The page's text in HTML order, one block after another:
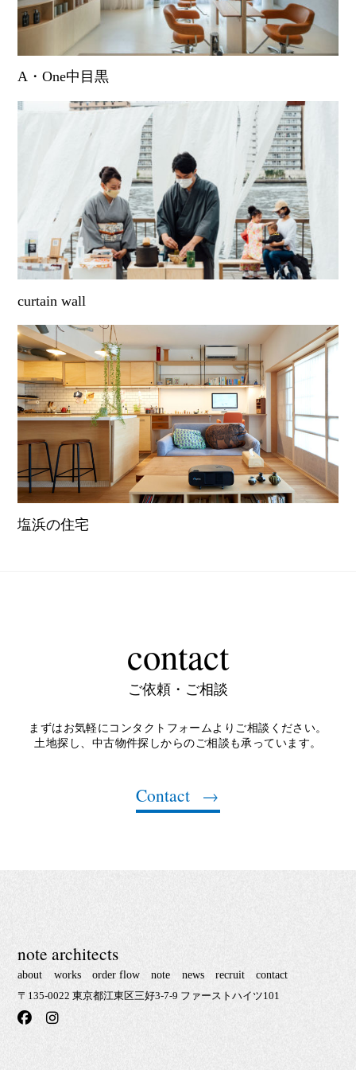
A・One中目黒
curtain wall
塩浜の住宅
contact
ご依頼・ご相談
まずはお気軽にコンタクトフォームよりご相談ください。
土地探し、中古物件探しからのご相談も承っています。
Contact
note architects
about works order flow note news recruit contact
〒135-0022 東京都江東区三好3-7-9 ファーストハイツ101